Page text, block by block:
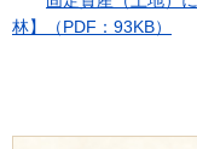
林】（PDF：93KB）